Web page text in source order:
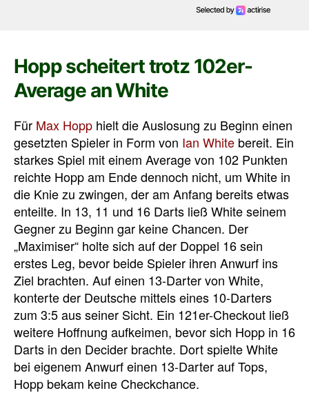
Hopp scheitert trotz 102er-
Average an White
Für Max Hopp hielt die Auslosung zu Beginn einen
gesetzten Spieler in Form von Ian White bereit. Ein
starkes Spiel mit einem Average von 102 Punkten
reichte Hopp am Ende dennoch nicht, um White in
die Knie zu zwingen, der am Anfang bereits etwas
enteilte. In 13, 11 und 16 Darts ließ White seinem
Gegner zu Beginn gar keine Chancen. Der
„Maximiser“ holte sich auf der Doppel 16 sein
erstes Leg, bevor beide Spieler ihren Anwurf ins
Ziel brachten. Auf einen 13-Darter von White,
konterte der Deutsche mittels eines 10-Darters
zum 3:5 aus seiner Sicht. Ein 121er-Checkout ließ
weitere Hoffnung aufkeimen, bevor sich Hopp in 16
Darts in den Decider brachte. Dort spielte White
bei eigenem Anwurf einen 13-Darter auf Tops,
Hopp bekam keine Checkchance.